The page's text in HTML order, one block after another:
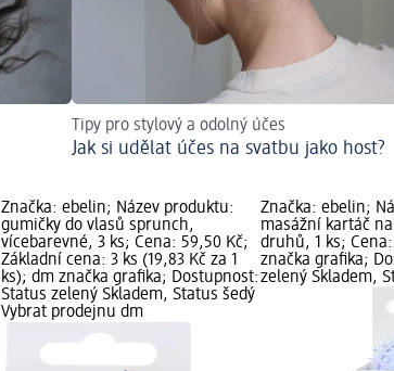
Tipy pro stylový a odolný účes
Jak si udělat účes na svatbu jako host?
Značka: ebelin; Název produktu:
gumičky do vlasů sprunch,
vícebarevné, 3 ks; Cena: 59,50 Kč;
Základní cena: 3 ks (19,83 Kč za 1
ks); dm značka grafika; Dostupnost:
Status zelený Skladem, Status šedý
Vybrat prodejnu dm
Značka: ebelin;
masážní kartáč
druhů, 1 ks;
značka grafika;
zelený Skladem,